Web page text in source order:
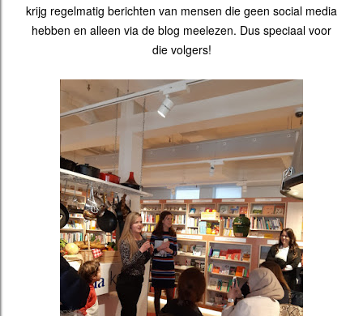
krijg regelmatig berichten van mensen die geen social media
hebben en alleen via de blog meelezen. Dus speciaal voor
die volgers!